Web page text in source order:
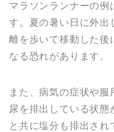
マラソンランナーの例
す。夏の暑い日に外出
離を歩いて移動した後
なる恐れがあります。
また、病気の症状や
尿を排出している状態
と共に塩分も排出され